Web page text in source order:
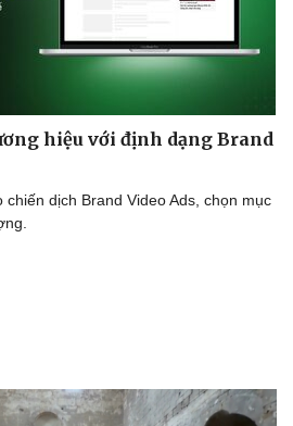
hiệu với định dạng Brand
dịch Brand Video Ads, chọn mục